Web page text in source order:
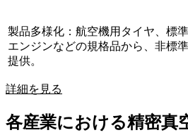
製品多様化：航空機用タイヤ、標
エンジンなどの規格品から、非標
提供。
詳細を見る
各産業における精密真